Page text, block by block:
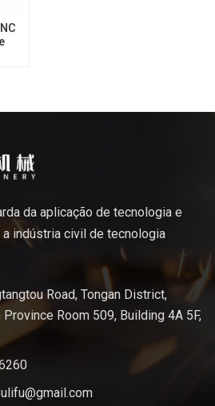
da aplicação de tecnologia e
indústria civil de tecnologia
Road, Tongan District,
Province Room 509, Building 4A 5F,